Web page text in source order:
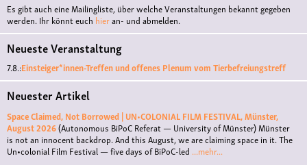
Es gibt auch eine Mailingliste, über welche Veranstaltungen bekannt gegeben
werden. Ihr könnt euch hieran- und abmelden.
Neueste Veranstaltung
7.8.:Einsteiger*innen-Treffen und offenes Plenum vom Tierbefreiungstreff
Neuester Artikel
Space Claimed, Not Borrowed | UN•COLONIAL FILM FESTIVAL, Münster,
August 2026(Autonomous BiPoC Referat — University of Münster)Münster
is not an innocent backdrop. And this August, we are claiming space in it. The
Un•colonial Film Festival — five days of BiPoC-led ...mehr...